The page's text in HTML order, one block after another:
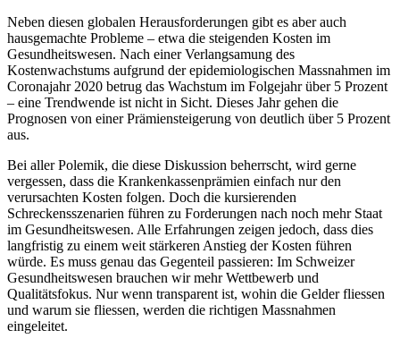
Neben diesen globalen Herausforderungen gibt es aber auch
hausgemachte Probleme – etwa die steigenden Kosten im
Gesundheitswesen. Nach einer Verlangsamung des
Kostenwachstums aufgrund der epidemiologischen Massnahmen im
Coronajahr 2020 betrug das Wachstum im Folgejahr über 5 Prozent
– eine Trendwende ist nicht in Sicht. Dieses Jahr gehen die
Prognosen von einer Prämiensteigerung von deutlich über 5 Prozent
aus.
Bei aller Polemik, die diese Diskussion beherrscht, wird gerne
vergessen, dass die Krankenkassenprämien einfach nur den
verursachten Kosten folgen. Doch die kursierenden
Schreckensszenarien führen zu Forderungen nach noch mehr Staat
im Gesundheitswesen. Alle Erfahrungen zeigen jedoch, dass dies
langfristig zu einem weit stärkeren Anstieg der Kosten führen
würde. Es muss genau das Gegenteil passieren: Im Schweizer
Gesundheitswesen brauchen wir mehr Wettbewerb und
Qualitätsfokus. Nur wenn transparent ist, wohin die Gelder fliessen
und warum sie fliessen, werden die richtigen Massnahmen
eingeleitet.